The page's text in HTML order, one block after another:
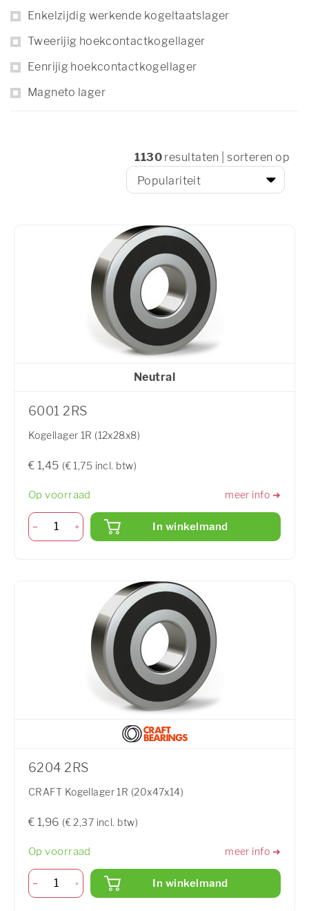
Enkelzijdig werkende kogeltaatslager
Tweerijig hoekcontactkogellager
Eenrijig hoekcontactkogellager
Magneto lager
1130 resultaten | sorteren op
Neutral
6001 2RS
Kogellager 1R (12x28x8)
€ 1,45 (€ 1,75 incl. btw)
Op voorraad meer info ➜
In winkelmand
6204 2RS
CRAFT Kogellager 1R (20x47x14)
€ 1,96 (€ 2,37 incl. btw)
Op voorraad meer info ➜
In winkelmand